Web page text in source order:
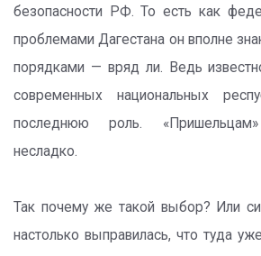
безопасности РФ. То есть как
проблемами Дагестана он вполне
порядками — вряд ли. Ведь
современных национальных
последнюю роль.
несладко.
Так почему же такой выбор? Или
настолько выправилась, что туда